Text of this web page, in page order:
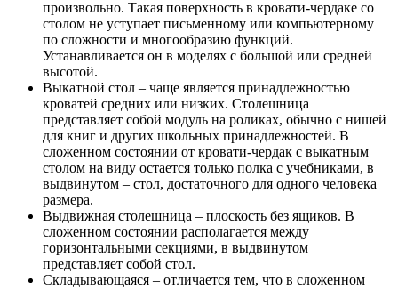
произвольно. Такая поверхность в кровати-чердаке со
столом не уступает письменному или компьютерному
по сложности и многообразию функций.
Устанавливается он в моделях с большой или средней
высотой.
Выкатной стол – чаще является принадлежностью
кроватей средних или низких. Столешница
представляет собой модуль на роликах, обычно с нишей
для книг и других школьных принадлежностей. В
сложенном состоянии от кровати-чердак с выкатным
столом на виду остается только полка с учебниками, в
выдвинутом – стол, достаточного для одного человека
размера.
Выдвижная столешница – плоскость без ящиков. В
сложенном состоянии располагается между
горизонтальными секциями, в выдвинутом
представляет собой стол.
Складывающаяся – отличается тем, что в сложенном